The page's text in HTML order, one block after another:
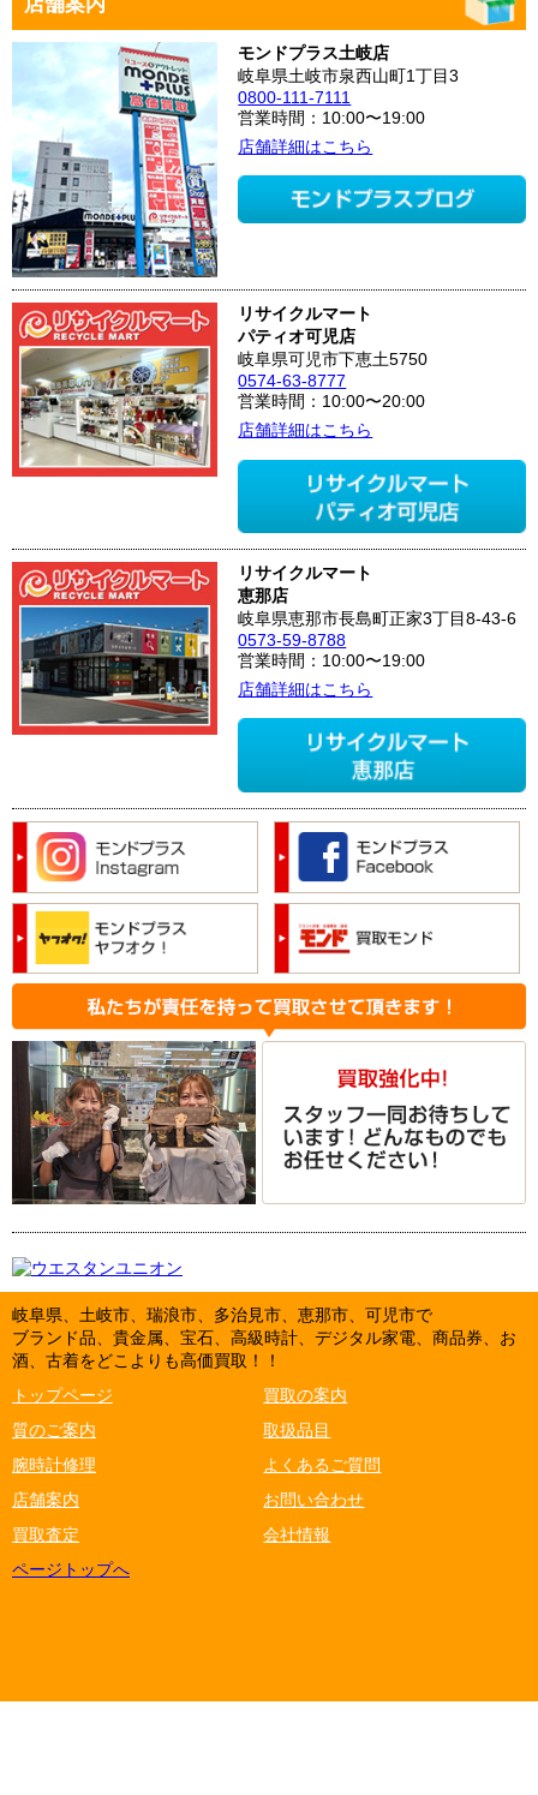
モンドプラス土岐店
岐阜県土岐市泉西山町1丁目3
0800-111-7111
営業時間：10:00〜19:00
店舗詳細はこちら
リサイクルマート
パティオ可児店
岐阜県可児市下恵土5750
0574-63-8777
営業時間：10:00〜20:00
店舗詳細はこちら
リサイクルマート
恵那店
岐阜県恵那市長島町正家3丁目8-43-6
0573-59-8788
営業時間：10:00〜19:00
店舗詳細はこちら
岐阜県、土岐市、瑞浪市、多治見市、恵那市、可児市で
ブランド品、貴金属、宝石、高級時計、デジタル家電、商品券、お
酒、古着をどこよりも高価買取！！
トップページ
買取の案内
質のご案内
取扱品目
腕時計修理
よくあるご質問
店舗案内
お問い合わせ
買取査定
会社情報
ページトップへ